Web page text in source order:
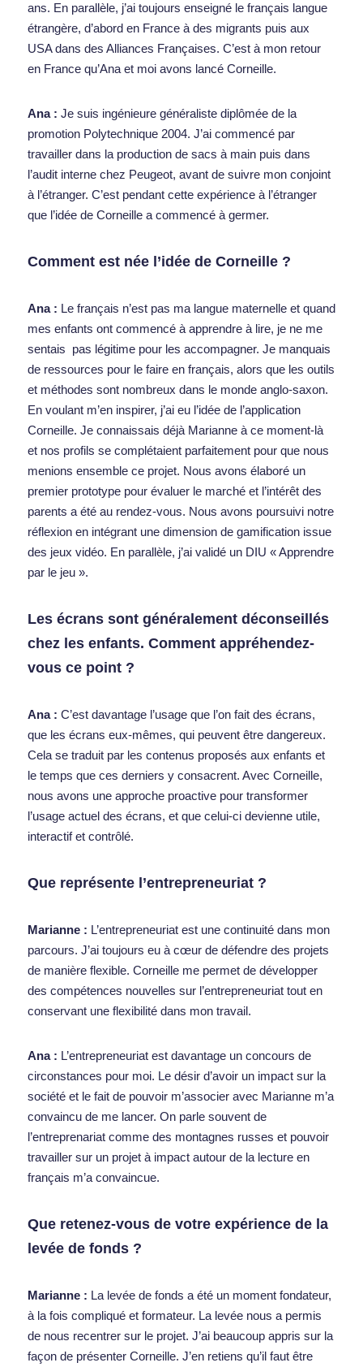
ans. En parallèle, j’ai toujours enseigné le français langue
étrangère, d’abord en France à des migrants puis aux
USA dans des Alliances Françaises. C’est à mon retour
en France qu’Ana et moi avons lancé Corneille.
Ana : Je suis ingénieure généraliste diplômée de la
promotion Polytechnique 2004. J’ai commencé par
travailler dans la production de sacs à main puis dans
l’audit interne chez Peugeot, avant de suivre mon conjoint
à l’étranger. C’est pendant cette expérience à l’étranger
que l’idée de Corneille a commencé à germer.
Comment est née l’idée de Corneille ?
Ana : Le français n’est pas ma langue maternelle et quand
mes enfants ont commencé à apprendre à lire, je ne me
sentais  pas légitime pour les accompagner. Je manquais
de ressources pour le faire en français, alors que les outils
et méthodes sont nombreux dans le monde anglo-saxon.
En voulant m’en inspirer, j’ai eu l’idée de l’application
Corneille. Je connaissais déjà Marianne à ce moment-là
et nos profils se complétaient parfaitement pour que nous
menions ensemble ce projet. Nous avons élaboré un
premier prototype pour évaluer le marché et l’intérêt des
parents a été au rendez-vous. Nous avons poursuivi notre
réflexion en intégrant une dimension de gamification issue
des jeux vidéo. En parallèle, j’ai validé un DIU « Apprendre
par le jeu ».
Les écrans sont généralement déconseillés
chez les enfants. Comment appréhendez-
vous ce point ?
Ana : C’est davantage l’usage que l’on fait des écrans,
que les écrans eux-mêmes, qui peuvent être dangereux.
Cela se traduit par les contenus proposés aux enfants et
le temps que ces derniers y consacrent. Avec Corneille,
nous avons une approche proactive pour transformer
l’usage actuel des écrans, et que celui-ci devienne utile,
interactif et contrôlé.
Que représente l’entrepreneuriat ?
Marianne : L’entrepreneuriat est une continuité dans mon
parcours. J’ai toujours eu à cœur de défendre des projets
de manière flexible. Corneille me permet de développer
des compétences nouvelles sur l’entrepreneuriat tout en
conservant une flexibilité dans mon travail.
Ana : L’entrepreneuriat est davantage un concours de
circonstances pour moi. Le désir d’avoir un impact sur la
société et le fait de pouvoir m’associer avec Marianne m’a
convaincu de me lancer. On parle souvent de
l’entreprenariat comme des montagnes russes et pouvoir
travailler sur un projet à impact autour de la lecture en
français m’a convaincue.
Que retenez-vous de votre expérience de la
levée de fonds ?
Marianne : La levée de fonds a été un moment fondateur,
à la fois compliqué et formateur. La levée nous a permis
de nous recentrer sur le projet. J’ai beaucoup appris sur la
façon de présenter Corneille. J’en retiens qu’il faut être